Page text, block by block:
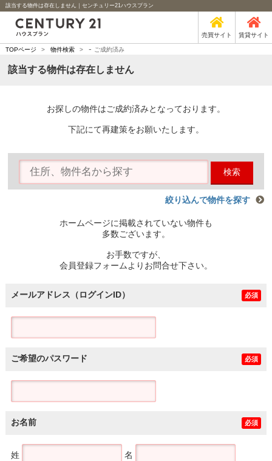
該当する物件は存在しません｜センチュリー21ハウスプラン
売買サイト 賃貸サイト
TOPページ > 物件検索 > - ご成約済み
該当する物件は存在しません
お探しの物件はご成約済みとなっております。
下記にて再建策をお願いたします。
検索
絞り込んで物件を探す
ホームページに掲載されていない物件も
多数ございます。
お手数ですが、
会員登録フォームよりお問合せ下さい。
メールアドレス（ログインID） 必須
ご希望のパスワード 必須
お名前 必須
姓 名